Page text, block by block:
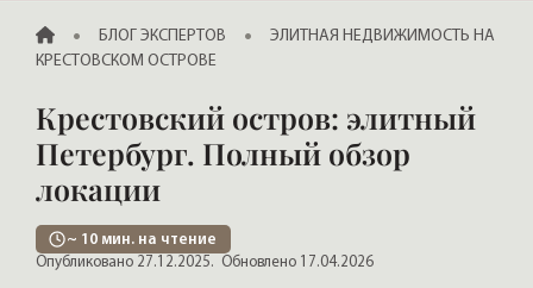
ГЛАВНАЯБЛОГ ЭКСПЕРТОВ
ЭЛИТНАЯ НЕДВИЖИМОСТЬ НА
КРЕСТОВСКОМ ОСТРОВЕ
Крестовский остров: элитный
Петербург. Полный обзор
локации
~ 10 мин. на чтение
Опубликовано 27.12.2025. Обновлено 17.04.2026